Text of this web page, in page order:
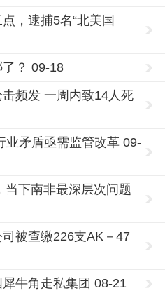
，逮捕5名“北美国
？ 09-18
频发 一周内致14人死
业矛盾亟需监管改革 09-
当下南非最深层次问题
被查缴226支AK－47
牛角走私集团 08-21